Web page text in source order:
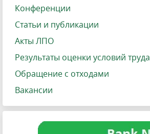
Конференции
Статьи и публикации
Акты ЛПО
Результаты оценки условий труда
Обращение с отходами
Вакансии